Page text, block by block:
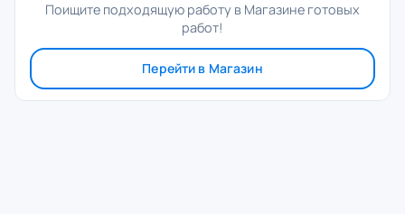
Поищите подходящую работу в Магазине готовых
работ!
Перейти в Магазин